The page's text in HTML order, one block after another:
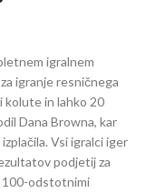
igralnem
igranje resničnega
kolute in lahko 20
Dana Browna, kar
Vsi igralci iger
podjetij za
100-odstotnimi